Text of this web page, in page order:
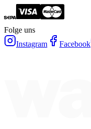
Folge uns
Instagram
Facebook